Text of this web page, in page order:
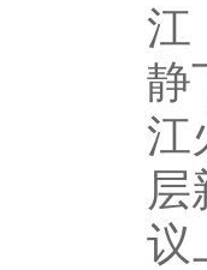
江
静
江
层
议